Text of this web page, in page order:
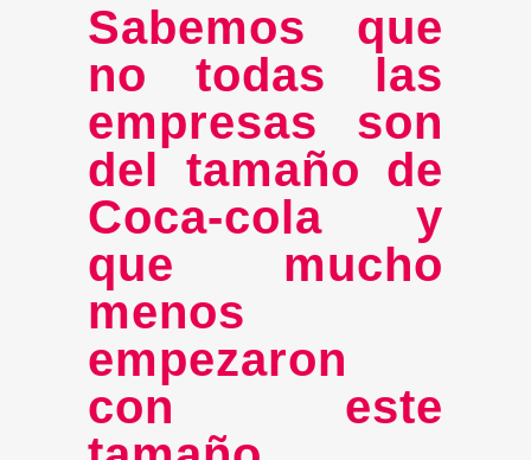
Sabemos que
no todas las
empresas son
del tamaño de
Coca-cola y
que mucho
menos
empezaron
con este